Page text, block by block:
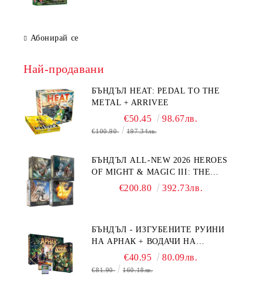
Абонирай се
Най-продавани
БЪНДЪЛ HEAT: PEDAL TO THE
METAL + ARRIVEE
€50.45 98.67лв.
€100.90 197.34лв.
БЪНДЪЛ ALL-NEW 2026 HEROES
OF MIGHT & MAGIC III: THE
BOARD GAME EXPANSIONS -
€200.80 392.73лв.
БЪНДЪЛ - ИЗГУБЕНИТЕ РУИНИ
НА АРНАК + ВОДАЧИ НА
ЕКСПЕДИЦИИ + ПРОМО КАРТИ
БЕЗПЛАТНО
€40.95 80.09лв.
€81.90 160.18лв.